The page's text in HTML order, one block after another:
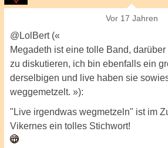
Vor 17 Jahren
@LolBert («
Megadeth ist eine tolle Band,
zu diskutieren, ich bin ebenfalls ein
derselbigen und live haben sie
weggemetzelt. »):
"Live irgendwas wegmetzeln" ist im
Vikernes ein tolles Stichwort!